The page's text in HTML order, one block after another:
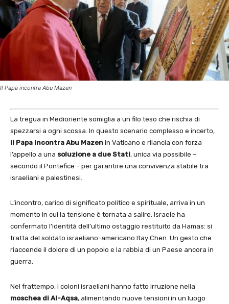
Il Papa incontra Abu Mazen
La tregua in Medioriente somiglia a un filo teso che rischia di
spezzarsi a ogni scossa. In questo scenario complesso e incerto,
il Papa incontra Abu Mazen in Vaticano e rilancia con forza
l’appello a una soluzione a due Stati, unica via possibile –
secondo il Pontefice – per garantire una convivenza stabile tra
israeliani e palestinesi.
L’incontro, carico di significato politico e spirituale, arriva in un
momento in cui la tensione è tornata a salire. Israele ha
confermato l’identità dell’ultimo ostaggio restituito da Hamas: si
tratta del soldato israeliano-americano Itay Chen. Un gesto che
riaccende il dolore di un popolo e la rabbia di un Paese ancora in
guerra.
Nel frattempo, i coloni israeliani hanno fatto irruzione nella
moschea di Al-Aqsa, alimentando nuove tensioni in un luogo